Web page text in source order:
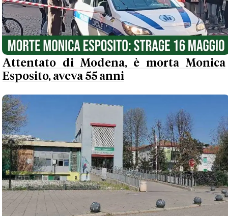
Attentato di Modena, è morta Monica
Esposito, aveva 55 anni